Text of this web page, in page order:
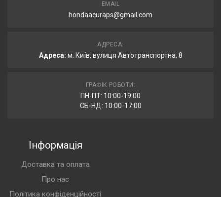
EMAIL
hondaacuraps@gmail.com
АДРЕСА:
Адреса: м. Київ, вулиця Автотранспортна, 8
ГРАФІК РОБОТИ:
ПН-ПТ: 10:00-19:00
СБ-НД: 10:00-17:00
Інформація
Доставка та оплата
Про нас
Політика конфіденційності